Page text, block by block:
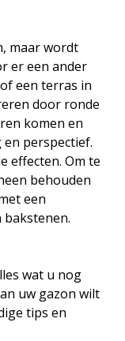
maar wordt
er een ander
een terras in
door ronde
komen en
perspectief.
effecten. Om te
behouden
een
wat u nog
uw gazon wilt
tips en